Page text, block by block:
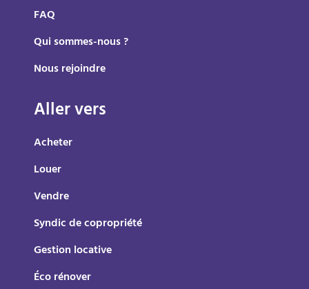
FAQ
Qui sommes-nous ?
Nous rejoindre
Aller vers
Acheter
Louer
Vendre
Syndic de copropriété
Gestion locative
Éco rénover